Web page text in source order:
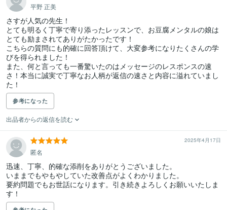
平野 正美
さすが人気の先生！
とても明るく丁寧で寄り添ったレッスンで、お豆腐メンタルの娘は
とても励まされてありがたかったです！
こちらの質問にも的確に回答頂けて、大変参考になりたくさんの学
びを得られました！
また、何と言っても一番驚いたのはメッセージのレスポンスの速
さ！本当に誠実で丁寧なお人柄が返信の速さと内容に溢れていまし
た！
参考になった
出品者からの返信を読む
2025年4月17日
匿名
迅速、丁寧、的確な添削をありがとうございました。
いままでもやもやしていた改善点がよくわかりました。
要約問題でもお世話になります。引き続きよろしくお願いいたしま
す！